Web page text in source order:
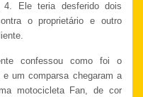
4. Ele teria desferido dois
o proprietário e outro
confessou como foi o
um comparsa chegaram a
motocicleta Fan, de cor